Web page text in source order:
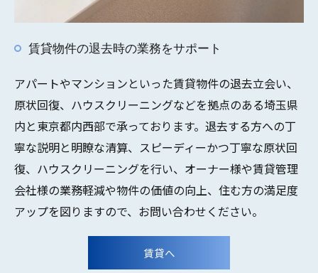
賃貸物件の退去時の業務をサポート
アパートやマンションといった賃貸物件の退去立会い、
原状回復、ハウスクリーニングなどを拠点のある埼玉県
内と東京都内西部で承っております。退去する方への丁
寧な説明と明瞭な清算、スピーディーかつ丁寧な原状回
復、ハウスクリーニングを行い、オーナー様や賃貸管理
会社様の業務軽減や物件の価値の向上、住む方の満足度
アップを図りますので、お問い合わせください。
賃貸へ